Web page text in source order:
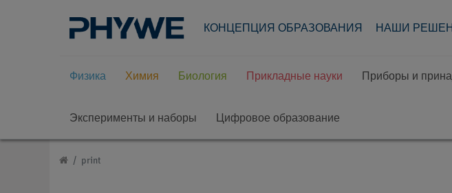
КОНЦЕПЦИЯ ОБРАЗОВАНИЯ НАШИ
Физика Химия Биология Прикладные науки Приборы и
Эксперименты и наборы Цифровое образование
print